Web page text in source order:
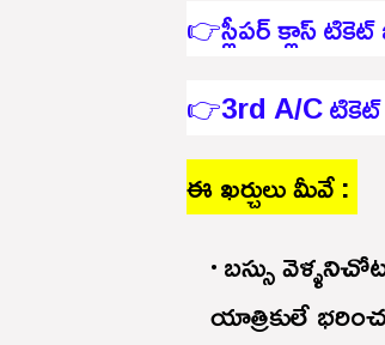
👉స్లీపర్ క్లాస్
👉3rd A/C టికెట్
ఈ ఖర్చులు మీవే :
బస్సు
యాత్రికులే